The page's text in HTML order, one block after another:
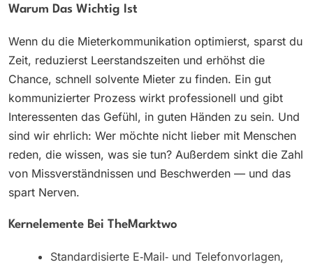
Warum Das Wichtig Ist
Wenn du die Mieterkommunikation optimierst, sparst du
Zeit, reduzierst Leerstandszeiten und erhöhst die
Chance, schnell solvente Mieter zu finden. Ein gut
kommunizierter Prozess wirkt professionell und gibt
Interessenten das Gefühl, in guten Händen zu sein. Und
sind wir ehrlich: Wer möchte nicht lieber mit Menschen
reden, die wissen, was sie tun? Außerdem sinkt die Zahl
von Missverständnissen und Beschwerden — und das
spart Nerven.
Kernelemente Bei TheMarktwo
Standardisierte E‑Mail‑ und Telefonvorlagen,